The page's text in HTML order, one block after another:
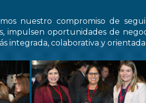
nuestro compromiso de
impulsen oportunidades de
integrada, colaborativa y